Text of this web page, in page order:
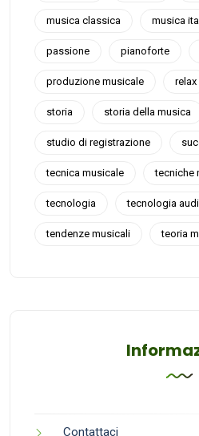
musica classica musica
passione pianoforte
produzione musicale relax
storia storia della musica
studio di registrazione
tecnica musicale tecniche
tecnologia tecnologia
tendenze musicali teoria
Contattaci